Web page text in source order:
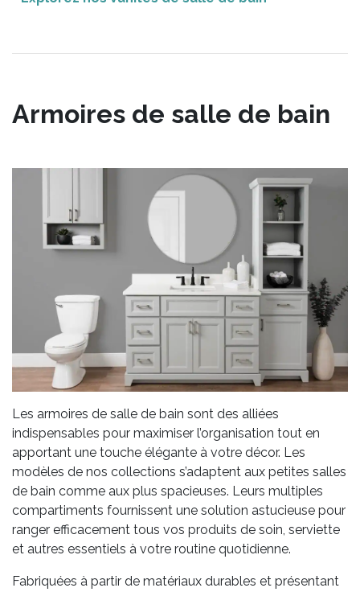
Armoires de salle de bain
Les armoires de salle de bain sont des alliées
indispensables pour maximiser l’organisation tout en
apportant une touche élégante à votre décor. Les
modèles de nos collections s’adaptent aux petites salles
de bain comme aux plus spacieuses. Leurs multiples
compartiments fournissent une solution astucieuse pour
ranger efficacement tous vos produits de soin, serviette
et autres essentiels à votre routine quotidienne.
Fabriquées à partir de matériaux durables et présentant